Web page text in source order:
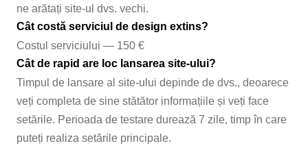
ne arătați site-ul dvs. vechi.
Cât costă serviciul de design extins?
Costul serviciului — 150 €
Cât de rapid are loc lansarea site-ului?
Timpul de lansare al site-ului depinde de dvs., deoarece
veți completa de sine stătător informațiile și veți face
setările. Perioada de testare durează 7 zile, timp în care
puteți realiza setările principale.